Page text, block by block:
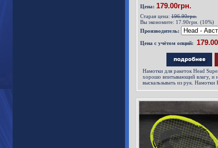
Цена: 179.00грн.
Старая цена:196.90грн.
Вы экономите: 17.90грн. (10%)
Производитель:
Цена с учётом опций:
Намотки для ракеток Head
хорошо впитывающий влагу, и
выскальзывать из рук.